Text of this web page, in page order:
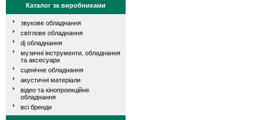
Каталог за виробниками
звукове обладнання
світлове обладнання
dj обладнання
музичні інструменти, обладнання
та аксесуари
сценічне обладнання
акустичні матеріали
відео та кінопроекційне
обладнання
всі бренди